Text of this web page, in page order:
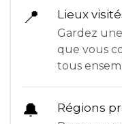
📍 Lieux
Gardez
que vous
tous
🔔 Régions